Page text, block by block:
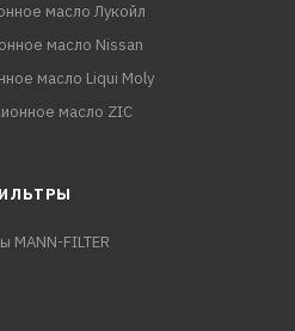
масло Лукойл
масло Nissan
масло Liqui Moly
масло ZIC
MANN-FILTER